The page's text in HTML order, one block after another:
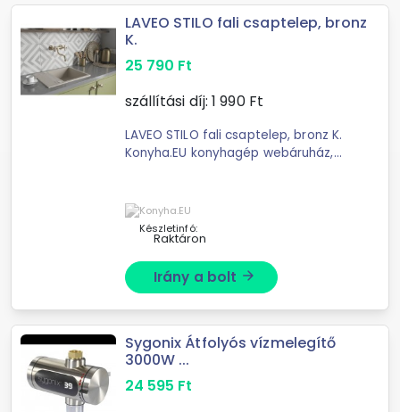
LAVEO STILO fali csaptelep, bronz
K.
25 790 Ft
szállítási díj: 1 990Ft
LAVEO STILO fali csaptelep, bronz K.
Konyha.EU konyhagép webáruház,
Készletinfó:
Raktáron
Irány a bolt arrow_forward
Sygonix Átfolyós vízmelegítő
3000W ...
24 595 Ft